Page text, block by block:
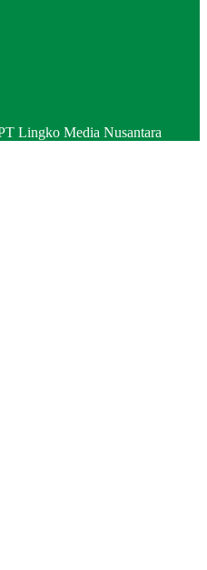
Lingko Media Nusantara